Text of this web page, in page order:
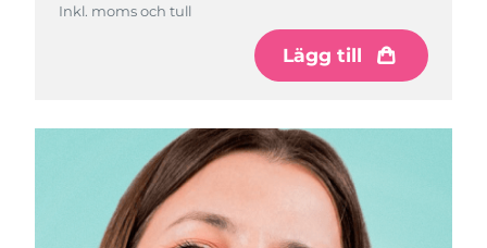
Inkl. moms och tull
Lägg till